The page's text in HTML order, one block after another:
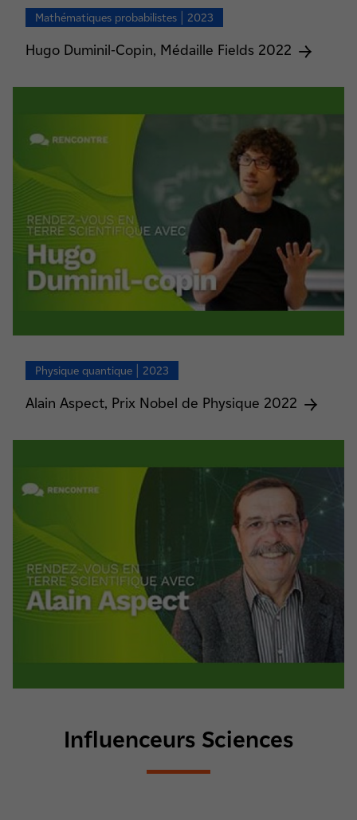
Mathématiques probabilistes | 2023
Hugo Duminil-Copin, Médaille Fields 2022
Physique quantique | 2023
Alain Aspect, Prix Nobel de Physique 2022
Influenceurs Sciences